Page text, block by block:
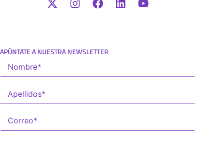
APÚNTATE A NUESTRA NEWSLETTER